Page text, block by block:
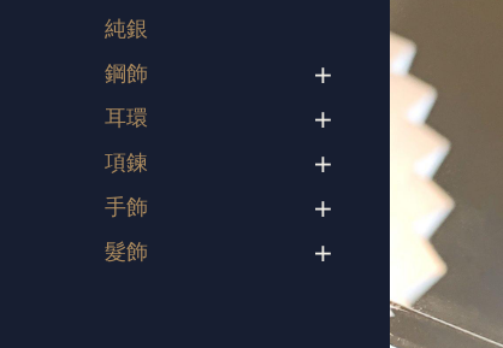
純銀
鋼飾
耳環
項鍊
手飾
髮飾